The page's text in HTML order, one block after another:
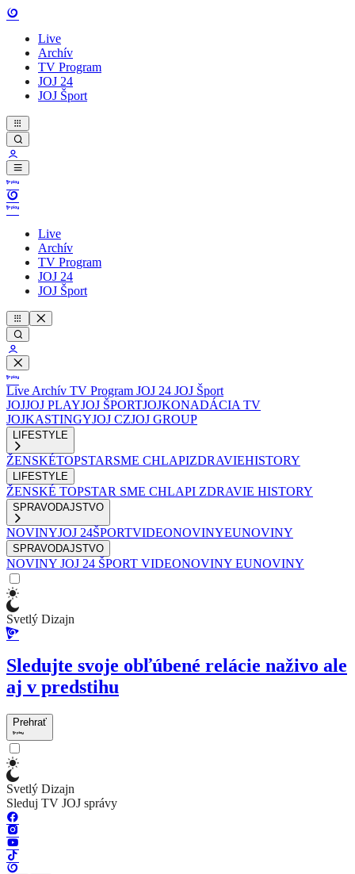
Live
Archív
TV Program
JOJ 24
JOJ Šport
Live
Archív
TV Program
JOJ 24
JOJ Šport
Live Archív TV Program JOJ 24 JOJ Šport
JOJJOJ PLAYJOJ ŠPORTJOJKONADÁCIA TV
JOJKASTINGYJOJ CZJOJ GROUP
LIFESTYLE
ŽENSKÉTOPSTARSME CHLAPIZDRAVIEHISTORY
LIFESTYLE
ŽENSKÉ TOPSTAR SME CHLAPI ZDRAVIE HISTORY
SPRAVODAJSTVO
NOVINYJOJ 24ŠPORTVIDEONOVINYEUNOVINY
SPRAVODAJSTVO
NOVINY JOJ 24 ŠPORT VIDEONOVINY EUNOVINY
Svetlý Dizajn
Sledujte svoje obľúbené relácie naživo ale
aj v predstihu
Prehrať
Svetlý Dizajn
Sleduj TV JOJ správy